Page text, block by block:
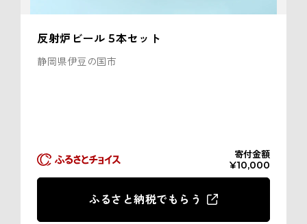
反射炉ビール 5本セット
静岡県伊豆の国市
寄付金額
¥10,000
ふるさと納税でもらう